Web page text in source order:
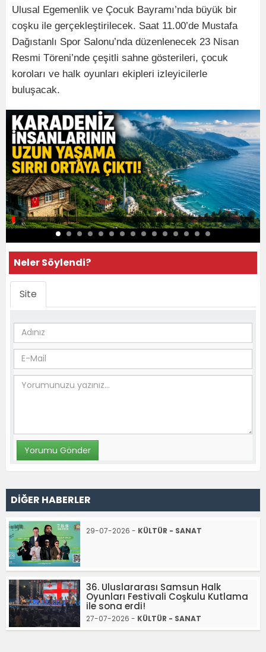
Ulusal Egemenlik ve Çocuk Bayramı’nda büyük bir
coşku ile gerçekleştirilecek. Saat 11.00’de Mustafa
Dağıstanlı Spor Salonu’nda düzenlenecek 23 Nisan
Resmi Töreni’nde çeşitli sahne gösterileri, çocuk
koroları ve halk oyunları ekipleri izleyicilerle
buluşacak.
Neler Söylendi?
Site
DİĞER HABERLER
29-07-2026 - KÜLTÜR - SANAT
36. Uluslararası Samsun Halk
Oyunları Festivali Coşkulu Kutlama
ile sona erdi!
27-07-2026 - KÜLTÜR - SANAT